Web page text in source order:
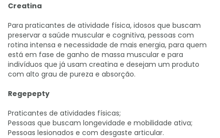
Creatina
Para praticantes de atividade física, idosos que buscam
preservar a saúde muscular e cognitiva, pessoas com
rotina intensa e necessidade de mais energia, para quem
está em fase de ganho de massa muscular e para
indivíduos que já usam creatina e desejam um produto
com alto grau de pureza e absorção.
Regepepty
Praticantes de atividades físicas;
Pessoas que buscam longevidade e mobilidade ativa;
Pessoas lesionados e com desgaste articular.